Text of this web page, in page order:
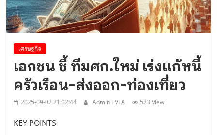
เศรษฐกิจ
เอกชน ชี้ ทีมศก.ใหม่ เร่งแก้หนี้
ครัวเรือน-ส่งออก-ท่องเที่ยว
2025-09-02 21:02:44 Admin TVFA 523 View
KEY POINTS